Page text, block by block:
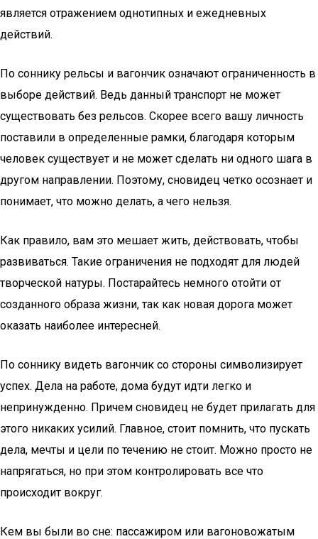
является отражением однотипных и ежедневных
действий.
По соннику рельсы и вагончик означают ограниченность в
выборе действий. Ведь данный транспорт не может
существовать без рельсов. Скорее всего вашу личность
поставили в определенные рамки, благодаря которым
человек существует и не может сделать ни одного шага в
другом направлении. Поэтому, сновидец четко осознает и
понимает, что можно делать, а чего нельзя.
Как правило, вам это мешает жить, действовать, чтобы
развиваться. Такие ограничения не подходят для людей
творческой натуры. Постарайтесь немного отойти от
созданного образа жизни, так как новая дорога может
оказать наиболее интересней.
По соннику видеть вагончик со стороны символизирует
успех. Дела на работе, дома будут идти легко и
непринужденно. Причем сновидец не будет прилагать для
этого никаких усилий. Главное, стоит помнить, что пускать
дела, мечты и цели по течению не стоит. Можно просто не
напрягаться, но при этом контролировать все что
происходит вокруг.
Кем вы были во сне: пассажиром или вагоновожатым